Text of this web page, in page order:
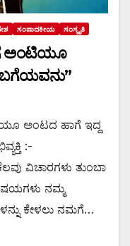
ಸಂಪಾದಕೀಯ ಸಂಸ್ಕೃತಿ
ಅಂಟಿಯೂ
ಬಗೆಯವನು”
ಅಂಟದ ಹಾಗೆ ಇದ್ದ
:-
ವಿಚಾರಗಳು ತುಂಬಾ
ನಮ್ಮ
ಕೇಳಲು ನಮಗೆ…